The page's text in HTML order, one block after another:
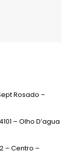
Rosado –
– Olho D’agua
– Centro –